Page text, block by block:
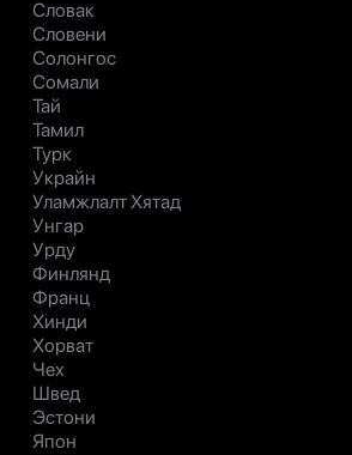
Словак
Словени
Солонгос
Сомали
Тай
Тамил
Турк
Украйн
Уламжлалт Хятад
Унгар
Урду
Финлянд
Франц
Хинди
Хорват
Чех
Швед
Эстони
Япон